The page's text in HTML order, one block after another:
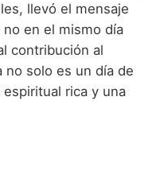
llevó el mensaje
en el mismo día
contribución al
no solo es un día de
rica y una